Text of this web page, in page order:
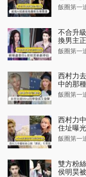
飯圈第一
不合升
換男主
飯圈第一
西村力
中的那
飯圈第一
西村力
住址曝
飯圈第一
雙方粉
侯明昊